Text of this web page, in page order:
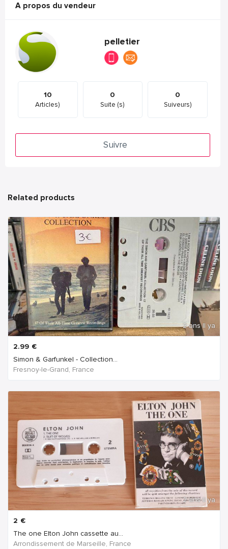
A propos du vendeur
pelletier
10
Articles)
0
Suite (s)
0
Suiveurs)
Suivre
Related products
2 ans Il ya
2.99 €
Simon & Garfunkel - Collection...
Fresnoy-le-Grand, France
2 ans Il ya
2 €
The one Elton John cassette au...
Arrondissement de Marseille, France